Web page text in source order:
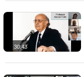
30:43